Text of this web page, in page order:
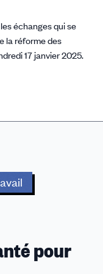
échanges qui se
la réforme des
17 janvier 2025.
pour